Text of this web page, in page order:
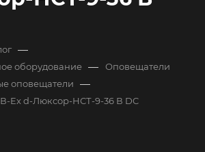
—
оборудование — Оповещатели
оповещатели —
Ex d-Люксор-НСТ-9-36 В DC